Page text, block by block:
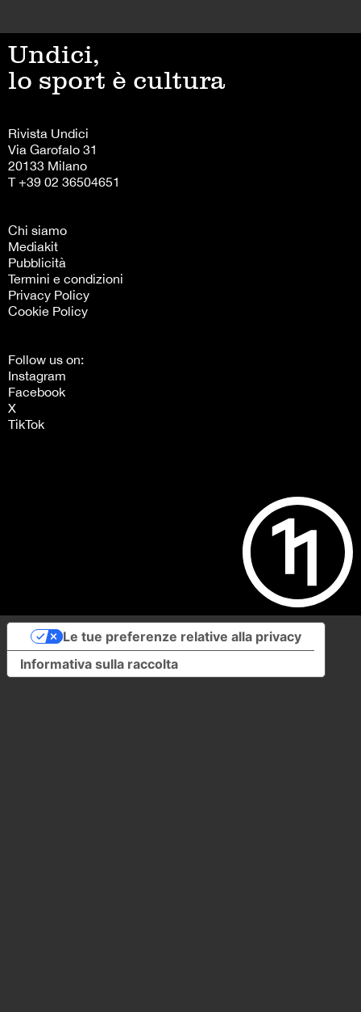
Undici,
lo sport è cultura
Rivista Undici
Via Garofalo 31
20133 Milano
T +39 02 36504651
Chi siamo
Mediakit
Pubblicità
Termini e condizioni
Privacy Policy
Cookie Policy
Follow us on:
Instagram
Facebook
X
TikTok
Informativa sulla raccolta
Le tue preferenze relative alla privacy